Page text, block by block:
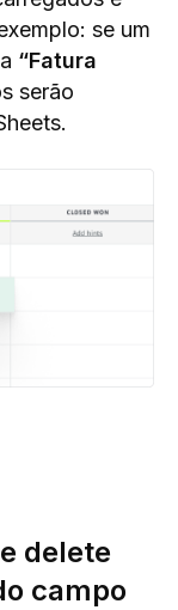
se um
“Fatura
serão
delete
campo